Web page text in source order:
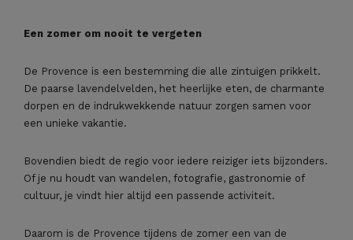
Een zomer om nooit te vergeten
De Provence is een bestemming die alle zintuigen prikkelt.
De paarse lavendelvelden, het heerlijke eten, de charmante
dorpen en de indrukwekkende natuur zorgen samen voor
een unieke vakantie.
Bovendien biedt de regio voor iedere reiziger iets bijzonders.
Of je nu houdt van wandelen, fotografie, gastronomie of
cultuur, je vindt hier altijd een passende activiteit.
Daarom is de Provence tijdens de zomer een van de